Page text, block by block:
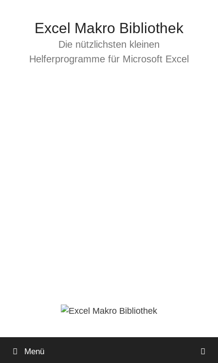
Excel Makro Bibliothek
Die nützlichsten kleinen
Helferprogramme für Microsoft Excel
Menü